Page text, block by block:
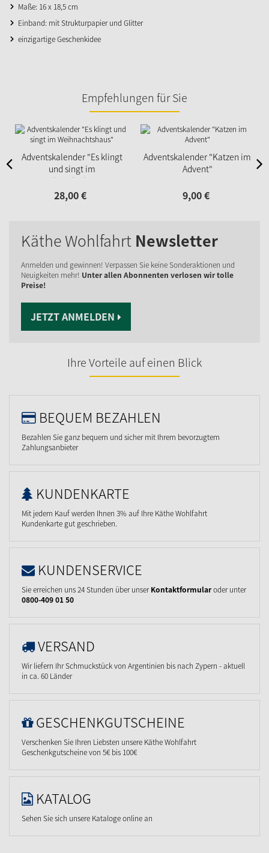
Maße: 16 x 18,5 cm
Einband: mit Strukturpapier und Glitter
einzigartige Geschenkidee
Empfehlungen für Sie
Adventskalender "Es klingt
und singt im
Weihnachtshaus"
28,00€
Adventskalender "Katzen im
Advent"
9,00€
Käthe Wohlfahrt Newsletter
Anmelden und gewinnen! Verpassen Sie keine Sonderaktionen und
Neuigkeiten mehr! Unter allen Abonnenten verlosen wir tolle
Preise!
JETZT ANMELDEN
Ihre Vorteile auf einen Blick
BEQUEM BEZAHLEN
Bezahlen Sie ganz bequem und sicher mit Ihrem bevorzugtem
Zahlungsanbieter
KUNDENKARTE
Mit jedem Kauf werden Ihnen 3% auf Ihre Käthe Wohlfahrt
Kundenkarte gut geschrieben.
KUNDENSERVICE
Sie erreichen uns 24 Stunden über unserKontaktformularoder unter
0800-409 01 50
VERSAND
Wir liefern Ihr Schmuckstück von Argentinien bis nach Zypern - aktuell
in ca. 60 Länder
GESCHENKGUTSCHEINE
Verschenken Sie Ihren Liebsten unsere Käthe Wohlfahrt
Geschenkgutscheine von 5€ bis 100€
KATALOG
Sehen Sie sich unsere Kataloge online an